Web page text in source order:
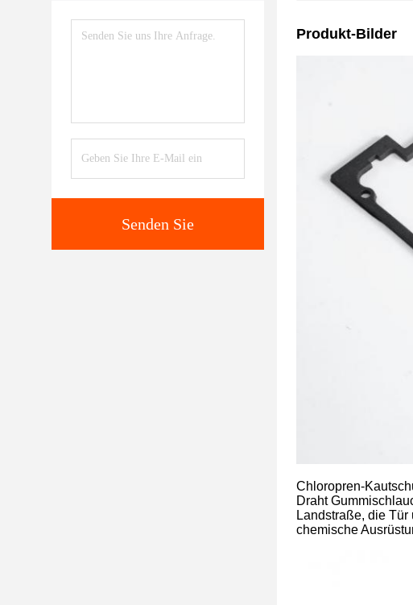
Senden Sie
Produkt-Bilder
Chloropren-
Draht
Landstraße, die
chemische